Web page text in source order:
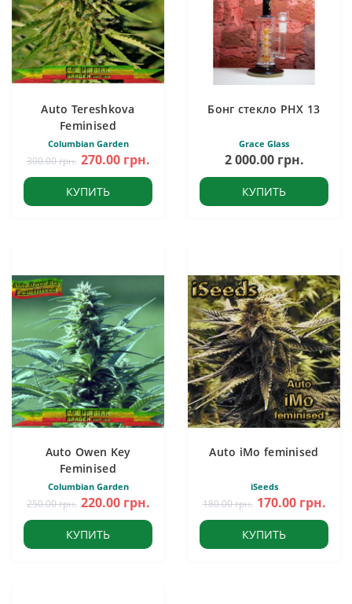
Auto Tereshkova
Feminised
Columbian Garden
300.00 грн. 270.00 грн.
КУПИТЬ
Бонг стекло PHX 13
Grace Glass
2 000.00 грн.
КУПИТЬ
Auto Owen Key
Feminised
Columbian Garden
250.00 грн. 220.00 грн.
КУПИТЬ
Auto iMo feminised
iSeeds
180.00 грн. 170.00 грн.
КУПИТЬ